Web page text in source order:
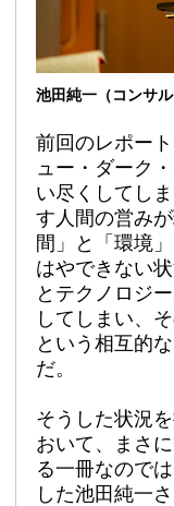
池田純一（コンサ
前回のレポー
ュー・ダーク
い尽くしてし
す人間の営み
間」と「環境
はやできない
とテクノロジ
してしまい、
という相互的
だ。
そうした状況
おいて、まさ
る一冊なので
した池田純一